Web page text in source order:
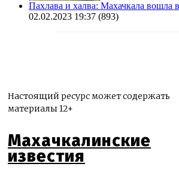
Пахлава и халва: Махачкала вошла
02.02.2023 19:37 (893)
Настоящий ресурс может содержать
материалы 12+
Махачкалинские
известия